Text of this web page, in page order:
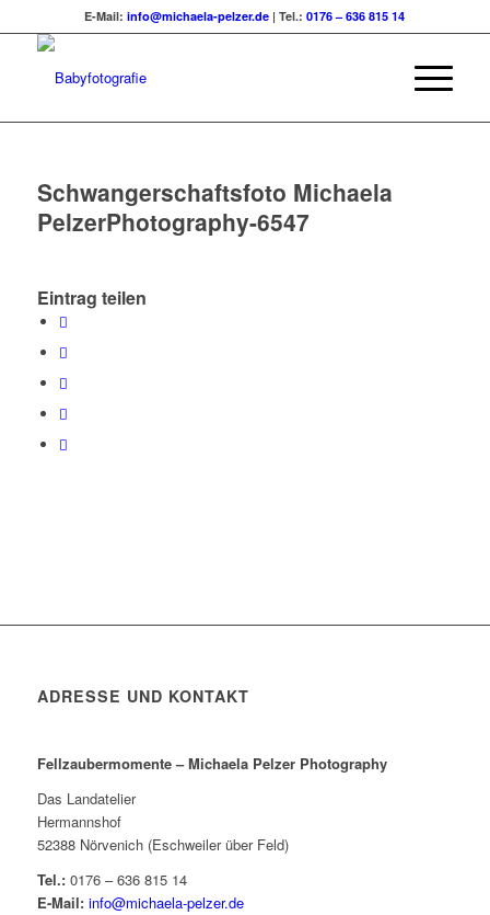
E-Mail:info@michaela-pelzer.de | Tel.:0176 – 636 815 14
Schwangerschaftsfoto Michaela
PelzerPhotography-6547
Eintrag teilen
ADRESSE UND KONTAKT
Fellzaubermomente –Michaela Pelzer Photography
Das Landatelier
Hermannshof
52388 Nörvenich (Eschweiler über Feld)
Tel.:0176 – 636 815 14
E-Mail: info@michaela-pelzer.de